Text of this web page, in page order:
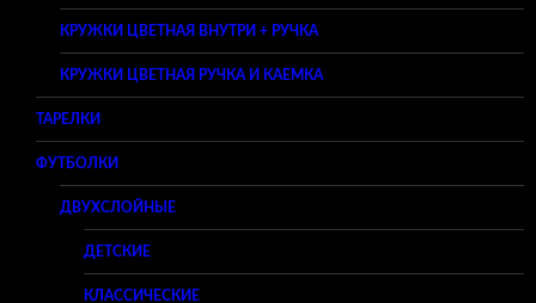
КРУЖКИ ЦВЕТНАЯ ВНУТРИ + РУЧКА
КРУЖКИ ЦВЕТНАЯ РУЧКА И КАЕМКА
ТАРЕЛКИ
ФУТБОЛКИ
ДВУХСЛОЙНЫЕ
ДЕТСКИЕ
КЛАССИЧЕСКИЕ